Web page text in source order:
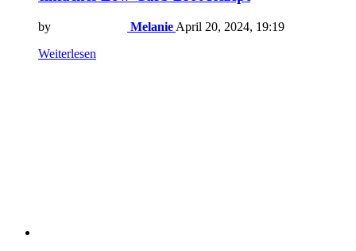
by Melanie April 20, 2024, 19:19
Weiterlesen